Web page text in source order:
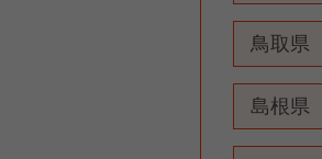
鳥取県
島根県